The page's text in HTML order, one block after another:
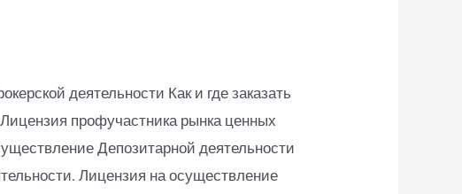
деятельности Как и где заказать
профучастника рынка ценных
Депозитарной деятельности
Лицензия на осуществление